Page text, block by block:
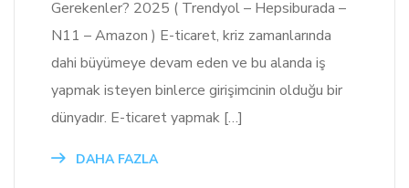
Gerekenler? 2025 ( Trendyol – Hepsiburada –
N11 – Amazon ) E-ticaret, kriz zamanlarında
dahi büyümeye devam eden ve bu alanda iş
yapmak isteyen binlerce girişimcinin olduğu bir
dünyadır. E-ticaret yapmak […]
DAHA FAZLA